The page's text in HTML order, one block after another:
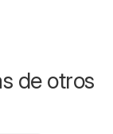
de otros